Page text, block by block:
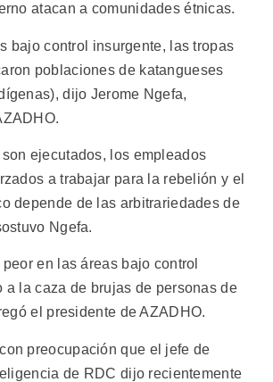
atacan a comunidades étnicas.
bajo control insurgente, las tropas
poblaciones de katangueses
dijo Jerome Ngefa,
ejecutados, los empleados
a trabajar para la rebelión y el
depende de las arbitrariedades de
Ngefa.
en las áreas bajo control
a la caza de brujas de personas de
el presidente de AZADHO.
preocupación que el jefe de
de RDC dijo recientemente